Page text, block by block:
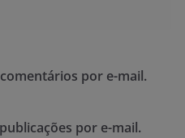
por e-mail.
por e-mail.